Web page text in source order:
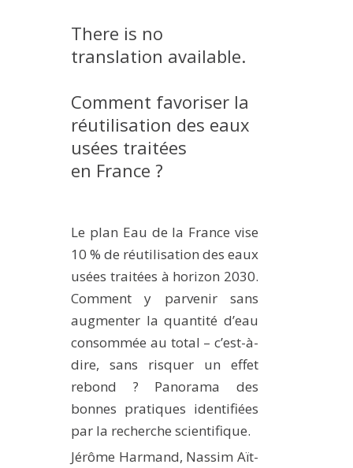
PUBLICATIONS SUR HAL
WORKING PAPERS
THEMATIC NOTES
FOR THE PUBLIC
There is no
translation available.
Comment favoriser la
réutilisation des eaux
usées traitées
en France ?
Le plan Eau de la France vise
10 % de réutilisation des eaux
usées traitées à horizon 2030.
Comment y parvenir sans
augmenter la quantité d’eau
consommée au total – c’est-à-
dire, sans risquer un effet
rebond ? Panorama des
bonnes pratiques identifiées
par la recherche scientifique.
Jérôme Harmand, Nassim Aït-